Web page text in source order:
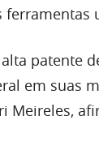
patente
em suas
Meireles,